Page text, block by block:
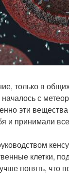
только в
началось с
эти
и принимали
клетки,
понять, что